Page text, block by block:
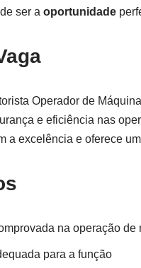
ser a oportunidade
Operador de
e eficiência nas
a excelência e oferece
na operação de
para a função